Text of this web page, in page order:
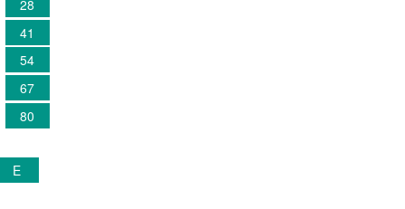
28
41
54
67
80
E